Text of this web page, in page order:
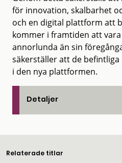
för innovation, skalbarhet
och en digital plattform att
kommer i framtiden att
annorlunda än sin
säkerställer att de
i den nya plattformen.
Detaljer
Relaterade titlar